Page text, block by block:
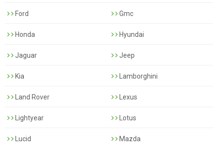
Ford Gmc
Honda Hyundai
Jaguar Jeep
Kia Lamborghini
Land Rover Lexus
Lightyear Lotus
Lucid Mazda